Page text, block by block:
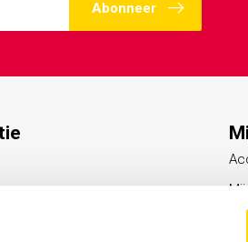
Abonneer